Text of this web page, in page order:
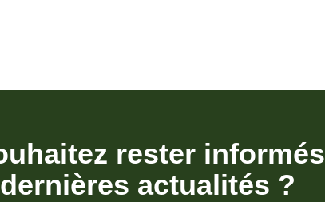
rester informés
actualités ?